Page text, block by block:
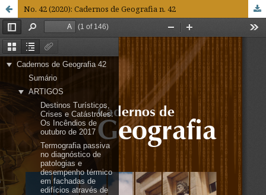
No. 42 (2020): Cadernos de Geografia n. 42